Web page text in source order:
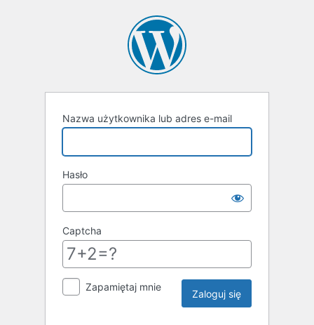
Nazwa użytkownika lub adres e-mail
Hasło
Captcha
Zapamiętaj mnie